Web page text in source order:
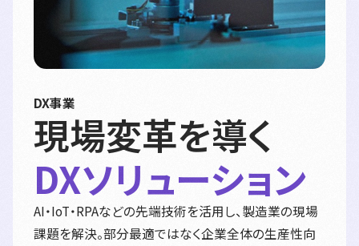
DX事業
現場変革を導く
DXソリューション
AI・IoT・RPAなどの先端技術を活用し、製造業の現場
課題を解決。部分最適ではなく企業全体の生産性向